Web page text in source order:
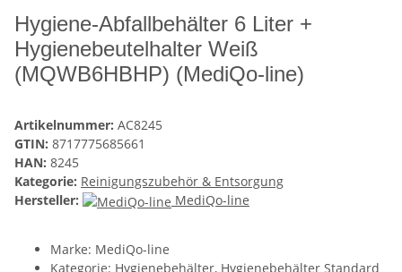
Hygiene-Abfallbehälter 6 Liter +
Hygienebeutelhalter Weiß
(MQWB6HBHP) (MediQo-line)
Artikelnummer: AC8245
GTIN: 8717775685661
HAN: 8245
Kategorie: Reinigungszubehör & Entsorgung
Hersteller:
MediQo-line
Marke: MediQo-line
Kategorie: Hygienebehälter, Hygienebehälter Standard